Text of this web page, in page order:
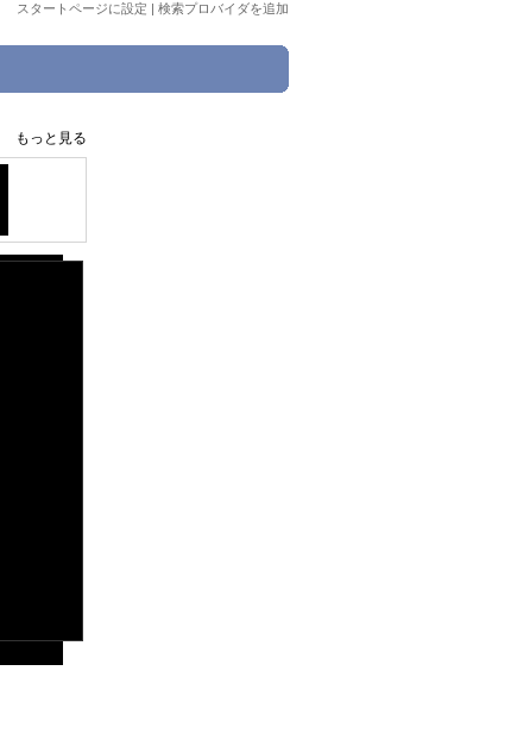
スタートページに設定 | 検索プロバイダを追加
もっと見る